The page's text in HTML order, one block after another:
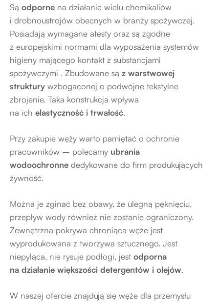
Są odporne na działanie wielu chemikaliów
i drobnoustrojów obecnych w branży spożywczej.
Posiadają wymagane atesty oraz są zgodne
z europejskimi normami dla wyposażenia systemów
higieny mającego kontakt z substancjami
spożywczymi . Zbudowane są z warstwowej
struktury wzbogaconej o podwójne tekstylne
zbrojenie. Taka konstrukcja wpływa
na ich elastyczność i trwałość.
Przy zakupie węży warto pamiętać o ochronie
pracowników – polecamy ubrania
wodoochronne dedykowane do firm produkujących
żywność.
Można je zginać bez obawy, że ulegną pęknięciu,
przepływ wody również nie zostanie ograniczony.
Zewnętrzna pokrywa chroniąca węże jest
wyprodukowana z tworzywa sztucznego. Jest
niepyląca, nie rysuje podłogi, jest odporna
na działanie większości detergentów i olejów.
W naszej ofercie znajdują się węże dla przemysłu